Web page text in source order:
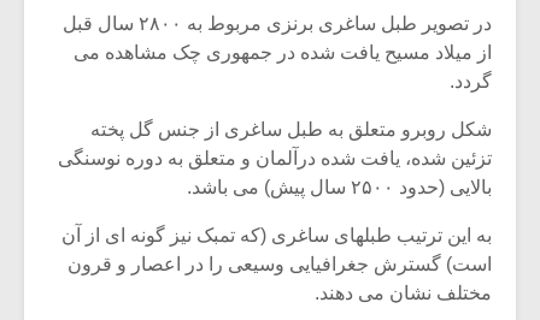
در تصویر طبل ساغری برنزی مربوط به ۲۸۰۰ سال قبل
از میلاد مسیح یافت شده در جمهوری چک مشاهده می
گردد.
شکل روبرو متعلق به طبل ساغری از جنس گل پخته
تزئین شده، یافت شده درآلمان و متعلق به دوره نوسنگی
بالایی (حدود ۲۵۰۰ سال پیش) می باشد.
به این ترتیب طبلهای ساغری (که تمبک نیز گونه ای از آن
است) گسترش جغرافیایی وسیعی را در اعصار و قرون
مختلف نشان می دهند.